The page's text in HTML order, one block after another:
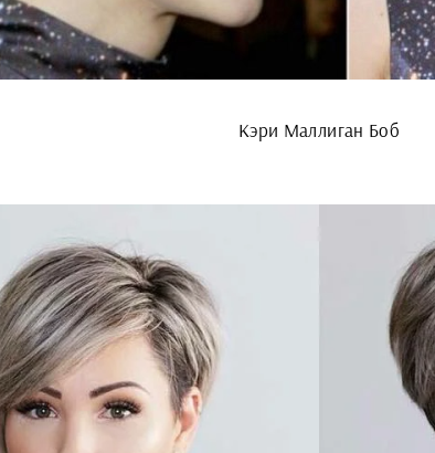
Кэри Маллиган Боб